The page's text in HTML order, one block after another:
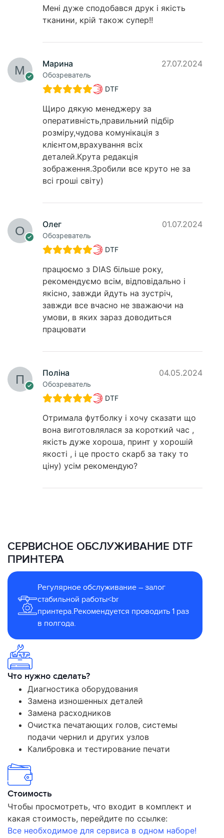
Мені дуже сподобався друк і якість
тканини, крій також супер!!
Марина
Обозреватель
27.07.2024
DTF
Щиро дякую менеджеру за
оперативність,правильний підбір
розміру,чудова комунікація з
клієнтом,врахування всіх
деталей.Крута редакція
зображення.Зробили все круто не за
всі гроші світу)
Олег
Обозреватель
01.07.2024
DTF
працюємо з DIAS більше року,
рекомендуємо всім, відповідально і
якісно, завжди йдуть на зустріч,
завжди все вчасно не зважаючи на
умови, в яких зараз доводиться
працювати
Поліна
Обозреватель
04.05.2024
DTF
Отримала футболку і хочу сказати що
вона виготовлялася за короткий час ,
якість дуже хороша, принт у хорошій
якості , і це просто скарб за таку то
ціну) усім рекомендую?
СЕРВИСНОЕ ОБСЛУЖИВАНИЕ DTF
ПРИНТЕРА
Регулярное обслуживание – залог
стабильной работы<br
принтера.Рекомендуется проводить 1 раз
в полгода.
Что нужно сделать?
Диагностика оборудования
Замена изношенных деталей
Замена расходников
Очистка печатающих голов, системы
подачи чернил и других узлов
Калибровка и тестирование печати
Стоимость
Чтобы просмотреть, что входит в комплект и
какая стоимость, перейдите по ссылке:
Все необходимое для сервиса в одном наборе!